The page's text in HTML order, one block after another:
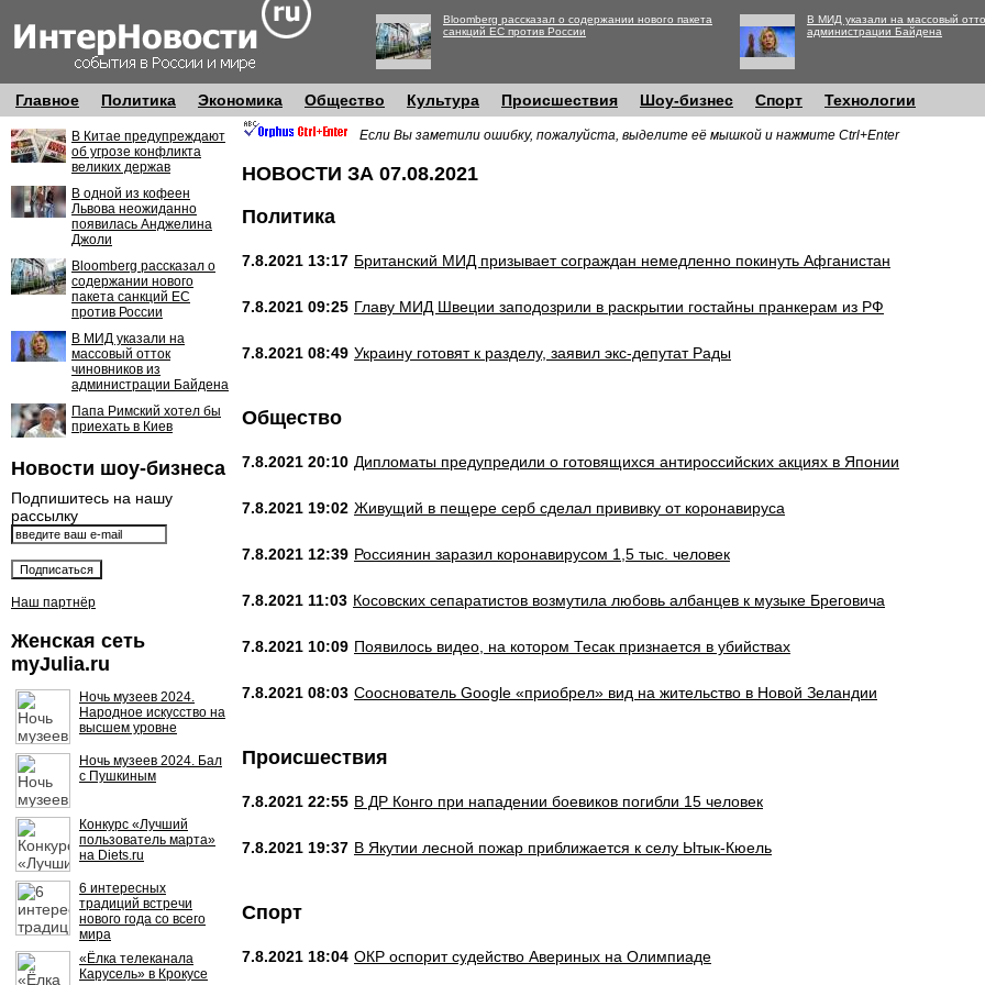
Bloomberg рассказал о содержании нового пакета
санкций ЕС против России
В МИД указали на массовый
администрации Байдена
Главное Политика Экономика Общество Культура Происшествия Шоу-бизнес Спорт Технологии
В Китае предупреждают
об угрозе конфликта
великих держав
В одной из кофеен
Львова неожиданно
появилась Анджелина
Джоли
Bloomberg рассказал о
содержании нового
пакета санкций ЕС
против России
В МИД указали на
массовый отток
чиновников из
администрации Байдена
Папа Римский хотел бы
приехать в Киев
Новости шоу-бизнеса
Подпишитесь на нашу
рассылку
Наш партнёр
Женская сеть
myJulia.ru
Ночь музеев 2024.
Народное искусство на
высшем уровне
Ночь музеев 2024. Бал
с Пушкиным
Конкурс «Лучший
пользователь марта»
на Diets.ru
6 интересных
традиций встречи
нового года со всего
мира
«Ёлка телеканала
Карусель» в Крокусе
Если Вы заметили ошибку, пожалуйста, выделите её мышкой и нажмите Ctrl+Enter
НОВОСТИ ЗА 07.08.2021
Политика
7.8.2021 13:17 Британский МИД призывает сограждан немедленно покинуть Афганистан
7.8.2021 09:25 Главу МИД Швеции заподозрили в раскрытии гостайны пранкерам из РФ
7.8.2021 08:49 Украину готовят к разделу, заявил экс-депутат Рады
Общество
7.8.2021 20:10 Дипломаты предупредили о готовящихся антироссийских акциях в Японии
7.8.2021 19:02 Живущий в пещере серб сделал прививку от коронавируса
7.8.2021 12:39 Россиянин заразил коронавирусом 1,5 тыс. человек
7.8.2021 11:03 Косовских сепаратистов возмутила любовь албанцев к музыке Бреговича
7.8.2021 10:09 Появилось видео, на котором Тесак признается в убийствах
7.8.2021 08:03 Сооснователь Google «приобрел» вид на жительство в Новой Зеландии
Происшествия
7.8.2021 22:55 В ДР Конго при нападении боевиков погибли 15 человек
7.8.2021 19:37 В Якутии лесной пожар приближается к селу Ытык-Кюель
Спорт
7.8.2021 18:04 ОКР оспорит судейство Авериных на Олимпиаде